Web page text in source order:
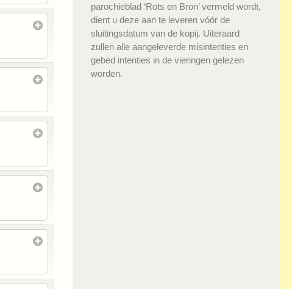
parochieblad ‘Rots en Bron’ vermeld wordt,
dient u deze aan te leveren vóór de
sluitingsdatum van de kopij. Uiteraard
zullen alle aangeleverde misintenties en
gebed intenties in de vieringen gelezen
worden.